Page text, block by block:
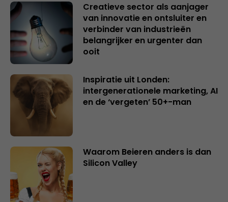
Creatieve sector als aanjager
van innovatie en ontsluiter en
verbinder van industrieën
belangrijker en urgenter dan
ooit
Inspiratie uit Londen:
intergenerationele marketing, AI
en de ‘vergeten’ 50+-man
Waarom Beieren anders is dan
Silicon Valley